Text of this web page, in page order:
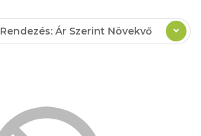
Rendezés: Ár Szerint Növekvő